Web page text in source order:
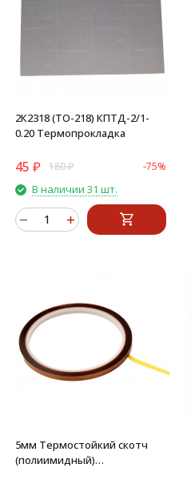
2К2318 (ТО-218) КПТД-2/1-
0.20 Термопрокладка
45 ₽ 180₽ -75%
В наличии 31 шт.
5мм Термостойкий скотч
(полиимидный)